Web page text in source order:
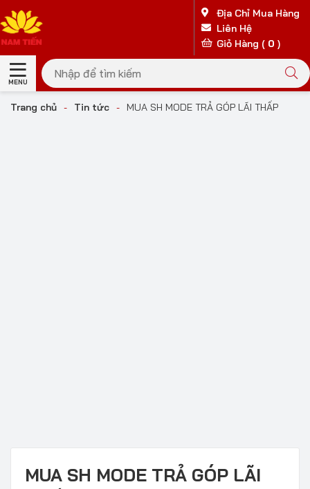
Địa Chỉ Mua Hàng
Liên Hệ
Giỏ Hàng ( 0 )
MENU
Trang chủ - Tin tức - MUA SH MODE TRẢ GÓP LÃI THẤP
MUA SH MODE TRẢ GÓP LÃI